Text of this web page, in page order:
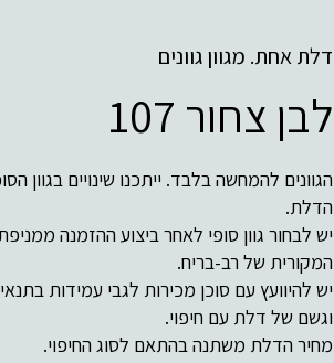
דלת אחת. מגוון גוונים
לבן צחור 107
הגוונים להמחשה בלבד. ייתכנו שינויים בגוון
הדלת.
יש לבחור גוון סופי לאחר ביצוע ההזמנה ממניפת
המקורית של רב-בריח.
יש להיוועץ עם סוכן מכירות לגבי עמידות
וגשם של דלת עם חיפוי.
מחיר הדלת משתנה בהתאם לסוג החיפוי.